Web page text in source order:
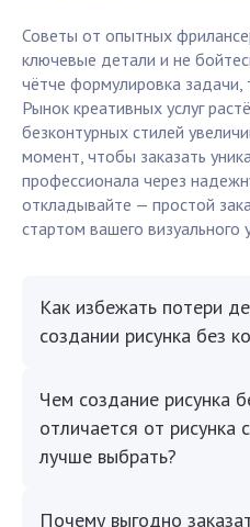
Советы от опытных
ключевые детали и не
чётче формулировка задачи,
Рынок креативных услуг
безконтурных стилей
момент, чтобы заказать
профессионала через
откладывайте — простой
стартом вашего визуального
Как избежать потери
создании рисунка без
Чем создание рисунка
отличается от рисунка
лучше выбрать?
Почему выгодно